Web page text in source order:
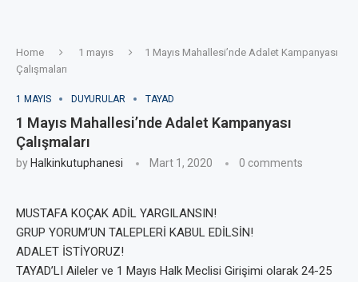
Home 1 mayıs
1 Mayıs Mahallesi’nde Adalet Kampanyası
Çalışmaları
1 MAYIS DUYURULAR TAYAD
1 Mayıs Mahallesi’nde Adalet Kampanyası
Çalışmaları
by Halkinkutuphanesi Mart 1, 2020 0 comments
MUSTAFA KOÇAK ADİL YARGILANSIN!
GRUP YORUM’UN TALEPLERİ KABUL EDİLSİN!
ADALET İSTİYORUZ!
TAYAD’LI Aileler ve 1 Mayıs Halk Meclisi Girişimi olarak 24-25